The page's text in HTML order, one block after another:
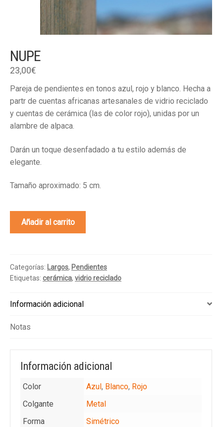
NUPE
23,00€
Pareja de pendientes en tonos azul, rojo y blanco. Hecha a
partr de cuentas africanas artesanales de vidrio reciclado
y cuentas de cerámica (las de color rojo), unidas por un
alambre de alpaca.
Darán un toque desenfadado a tu estilo además de
elegante.
Tamaño aproximado: 5 cm.
Nupe
Añadir al carrito
Categorías: Largos, Pendientes
Etiquetas: cerámica, vidrio reciclado
Información adicional
Notas
Información adicional
Color Azul , Blanco, Rojo
Colgante
Metal
Forma
Simétrico